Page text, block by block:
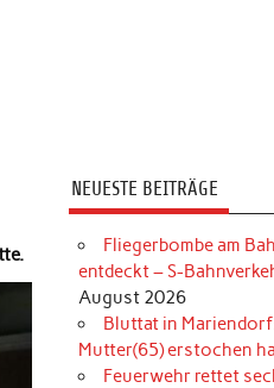
NEUESTE BEITRÄGE
Fliegerbombe am
entdeckt – S-
August 2026
Bluttat in
Mutter(65) erstochen
Feuerwehr rettet